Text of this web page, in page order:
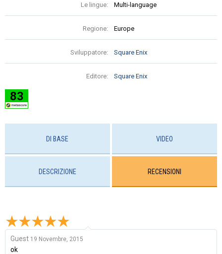
Le lingue: Multi-language
Regione: Europe
Sviluppatore: Square Enix
Editore: Square Enix
83
DI BASE VIDEO
DESCRIZIONE RECENSIONI
Guest 19 Novembre, 2015
ok